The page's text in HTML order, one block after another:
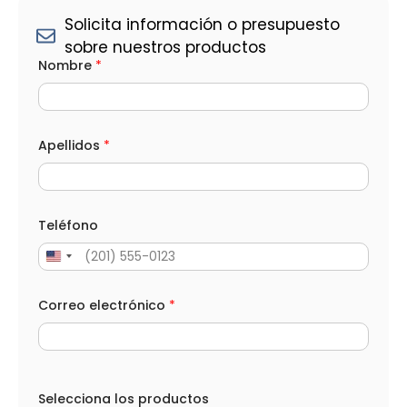
Solicita información o presupuesto
sobre nuestros productos
Nombre *
Apellidos *
Teléfono
Correo electrónico *
e
Selecciona los productos